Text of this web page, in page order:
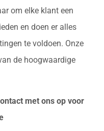
om elke klant een
en doen er alles
te voldoen. Onze
de hoogwaardige
met ons op voor